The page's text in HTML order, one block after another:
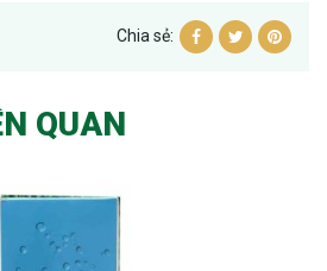
Chia sẻ:
QUAN